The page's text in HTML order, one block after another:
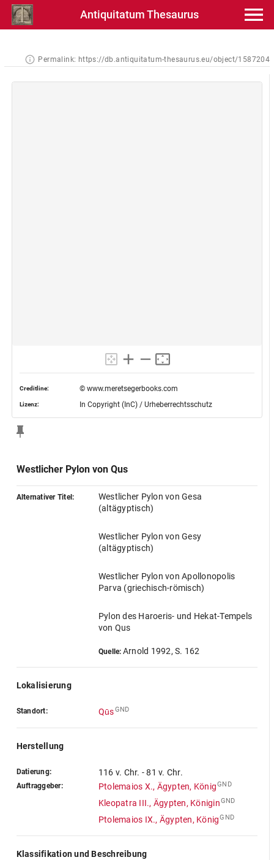
Antiquitatum Thesaurus
Permalink: https://db.antiquitatum-thesaurus.eu/object/1587204
Creditline: © www.meretsegerbooks.com
Lizenz: In Copyright (InC) / Urheberrechtsschutz
Westlicher Pylon von Qus
Alternativer Titel:
Westlicher Pylon von Gesa
(altägyptisch)
Westlicher Pylon von Gesy
(altägyptisch)
Westlicher Pylon von Apollonopolis
Parva (griechisch-römisch)
Pylon des Haroeris- und Hekat-Tempels
von Qus
Quelle: Arnold 1992, S. 162
Lokalisierung
Standort: QūsGND
Herstellung
Datierung: 116 v. Chr. - 81 v. Chr.
Auftraggeber: Ptolemaios X., Ägypten, KönigGND
Kleopatra III., Ägypten, KöniginGND
Ptolemaios IX., Ägypten, KönigGND
Klassifikation und Beschreibung